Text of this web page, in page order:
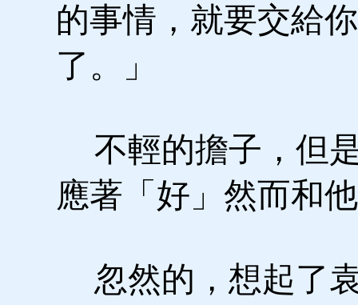
的事情，就要交給
了。」
不輕的擔子，但
應著「好」然而和
忽然的，想起了